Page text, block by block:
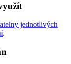
jednotlivých
.